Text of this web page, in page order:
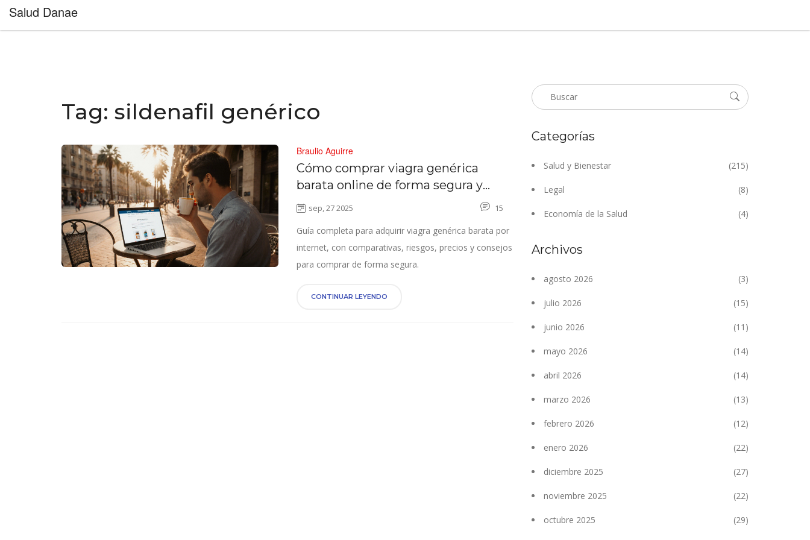
Salud Danae
Tag: sildenafil genérico
Braulio Aguirre
Cómo comprar viagra genérica
barata online de forma segura y
eficaz
sep, 27 2025 15
Guía completa para adquirir viagra genérica barata por
internet, con comparativas, riesgos, precios y consejos
para comprar de forma segura.
CONTINUAR LEYENDO
Categorías
Salud y Bienestar (215)
Legal (8)
Economía de la Salud (4)
Archivos
agosto 2026 (3)
julio 2026 (15)
junio 2026 (11)
mayo 2026 (14)
abril 2026 (14)
marzo 2026 (13)
febrero 2026 (12)
enero 2026 (22)
diciembre 2025 (27)
noviembre 2025 (22)
octubre 2025 (29)